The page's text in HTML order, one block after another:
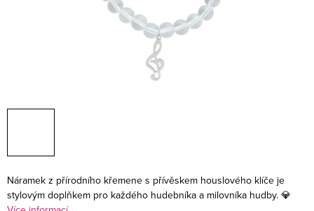
Náramek z přírodního křemene s přívěskem houslového klíče je
stylovým doplňkem pro každého hudebníka a milovníka hudby. 💎